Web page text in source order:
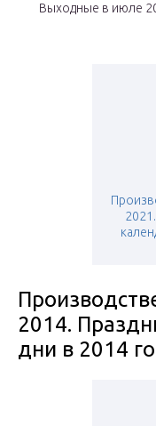
Выходные в июле
2014.
дни в 2014